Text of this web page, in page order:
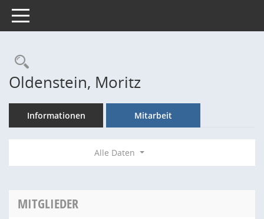
Toggle navigation
Rechercheauswahl
Oldenstein, Moritz
Informationen Mitarbeit
Alle Daten
MITGLIEDER